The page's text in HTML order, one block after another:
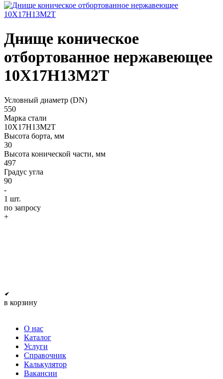
Днище коническое
отбортованное нержавеющее
10Х17Н13М2Т
Условный диаметр (DN)
550
Марка стали
10Х17Н13М2Т
Высота борта, мм
30
Высота конической части, мм
497
Градус угла
90
-
1 шт.
по запросу
+
в корзину
О нас
Каталог
Услуги
Справочник
Калькулятор
Вакансии